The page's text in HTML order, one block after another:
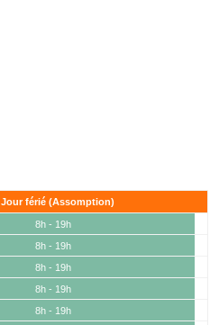
Jour férié (Assomption)
8h - 19h
8h - 19h
8h - 19h
8h - 19h
8h - 19h